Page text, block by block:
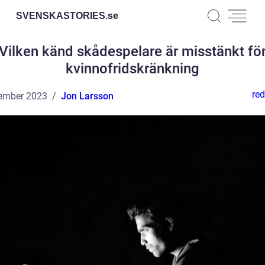
SVENSKASTORIES.se
känd skådespelare är misstänkt
kvinnofridskränkning
2023 Jon Larsson